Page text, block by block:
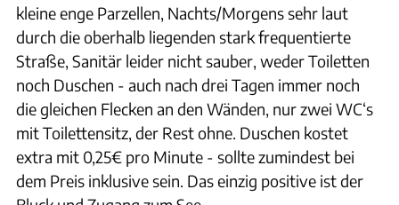
kleine enge Parzellen, Nachts/Morgens sehr laut
durch die oberhalb liegenden stark frequentierte
Straße, Sanitär leider nicht sauber, weder Toiletten
noch Duschen - auch nach drei Tagen immer noch
die gleichen Flecken an den Wänden, nur zwei WC‘s
mit Toilettensitz, der Rest ohne. Duschen kostet
extra mit 0,25€ pro Minute - sollte zumindest bei
dem Preis inklusive sein. Das einzig positive ist der